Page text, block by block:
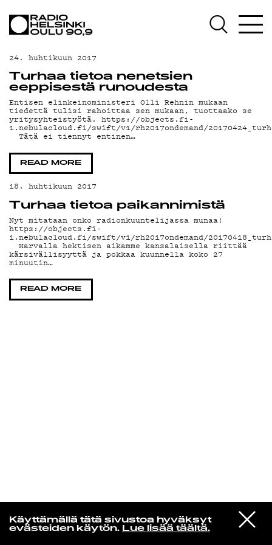
Käyttämällä tätä sivustoa hyväksyt
evästeiden käytön. Lue lisää täältä.
VIESTI
STUDIOON
Glen Hansard
Leave a Light
AJANKOHTAISTA
OHJELMAT
TEKIJÄT
ON-DEMAND
PODCAST
MAINOSTA
YHTEYSTIEDOT
G LIVELAB
YSTÄVÄKLUBI
TIETOSUOJA
KIRJAUDU SISÄÄN
24. huhtikuun 2017
Turhaa tietoa nenetsien
eeppisestä runoudesta
Entisen elinkeinoministeri Olli Rehnin mukaan
tiedettä tulisi rahoittaa sen mukaan, tuottaako se
yritysyhteistyötä. https://objects.fi-
1.nebulacloud.fi/swift/v1/rh2017ondemand/
Tätä ei tiennyt entinen…
READ MORE
18. huhtikuun 2017
Turhaa tietoa paikannimistä
Nyt mitataan onko radionkuuntelijassa munaa!
https://objects.fi-
1.nebulacloud.fi/swift/v1/rh2017ondemand/
Harvalla hektisen aikamme kansalaisella riittää
kärsivällisyyttä ja pokkaa kuunnella koko 27
minuutin…
READ MORE